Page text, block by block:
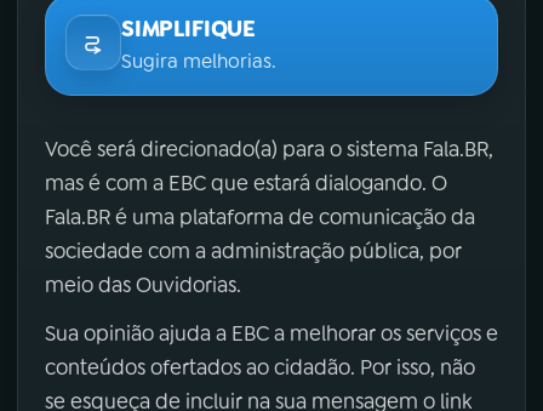
SIMPLIFIQUE
Sugira melhorias.
Você será direcionado(a) para o sistema Fala.BR,
mas é com a EBC que estará dialogando. O
Fala.BR é uma plataforma de comunicação da
sociedade com a administração pública, por
meio das Ouvidorias.
Sua opinião ajuda a EBC a melhorar os serviços e
conteúdos ofertados ao cidadão. Por isso, não
se esqueça de incluir na sua mensagem o link